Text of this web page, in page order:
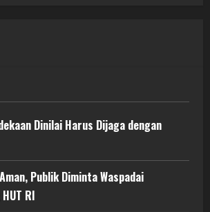
Dinilai Harus Dijaga dengan
Publik Diminta Waspadai
RI